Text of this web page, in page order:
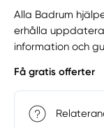
Alla Badrum
erhålla
information och
Få gratis offerter